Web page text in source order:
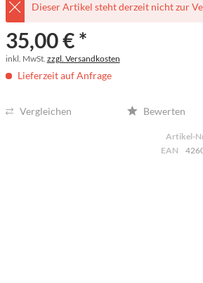
Dieser Artikel steht derzeit nicht zur
35,00 € *
inkl. MwSt. zzgl. Versandkosten
Lieferzeit auf Anfrage
Vergleichen Bewerten
Artikel-
EAN